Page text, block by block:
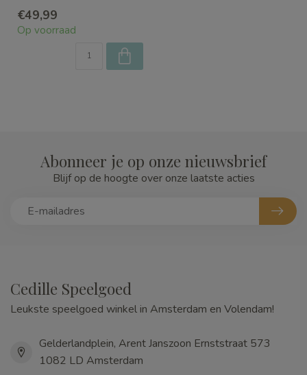
€49,99
Op voorraad
Abonneer je op onze nieuwsbrief
Blijf op de hoogte over onze laatste acties
Cedille Speelgoed
Leukste speelgoed winkel in Amsterdam en Volendam!
Gelderlandplein, Arent Janszoon Ernststraat 573
1082 LD Amsterdam